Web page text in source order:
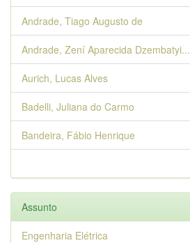
Andrade, Tiago Augusto de
Andrade, Zení Aparecida Dzembatyi...
Aurich, Lucas Alves
Badelli, Juliana do Carmo
Bandeira, Fábio Henrique
Assunto
Engenharia Elétrica